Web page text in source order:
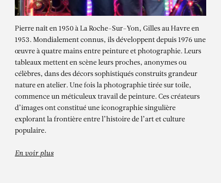
PIERRE ET GILLES
Blue boy (Yulian Antukh)
Pierre naît en 1950 à La Roche-Sur-Yon, Gilles au Havre en
1953. Mondialement connus, ils développent depuis 1976 une
œuvre à quatre mains entre peinture et photographie. Leurs
tableaux mettent en scène leurs proches, anonymes ou
célèbres, dans des décors sophistiqués construits grandeur
nature en atelier. Une fois la photographie tirée sur toile,
commence un méticuleux travail de peinture. Ces créateurs
d’images ont constitué une iconographie singulière
explorant la frontière entre l’histoire de l’art et culture
populaire.
En voir plus